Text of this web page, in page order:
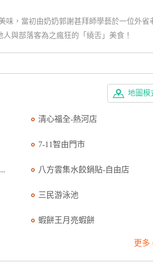
味，當初由奶奶郭謝甚拜師學藝於一位外省
與部落客為之瘋狂的「繞舌」美食！
地圖模
清心福全-熱河店
7-11智由門市
八方雲集水餃鍋貼-自由店
三民游泳池
蝦餅王月亮蝦餅
更多